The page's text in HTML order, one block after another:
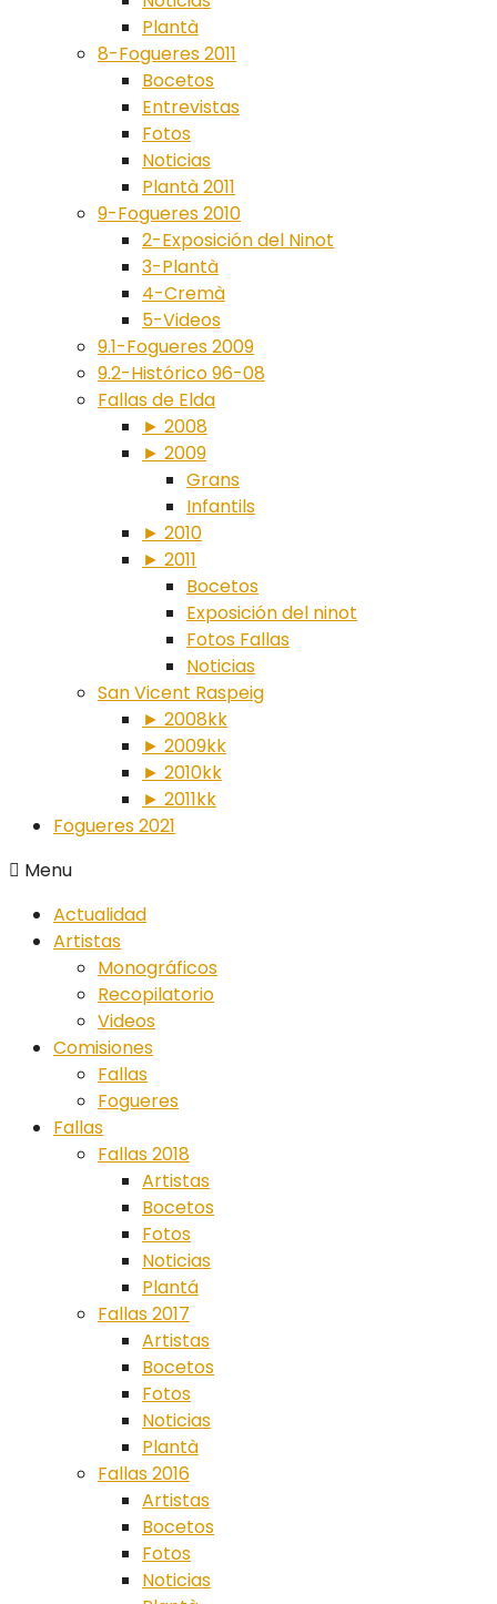
Plantà
8-Fogueres 2011
Bocetos
Entrevistas
Fotos
Noticias
Plantà 2011
9-Fogueres 2010
2-Exposición del Ninot
3-Plantà
4-Cremà
5-Videos
9.1-Fogueres 2009
9.2-Histórico 96-08
Fallas de Elda
► 2008
► 2009
Grans
Infantils
► 2010
► 2011
Bocetos
Exposición del ninot
Fotos Fallas
Noticias
San Vicent Raspeig
► 2008kk
► 2009kk
► 2010kk
► 2011kk
Fogueres 2021
Menu
Actualidad
Artistas
Monográficos
Recopilatorio
Videos
Comisiones
Fallas
Fogueres
Fallas
Fallas 2018
Artistas
Bocetos
Fotos
Noticias
Plantá
Fallas 2017
Artistas
Bocetos
Fotos
Noticias
Plantà
Fallas 2016
Artistas
Bocetos
Fotos
Noticias